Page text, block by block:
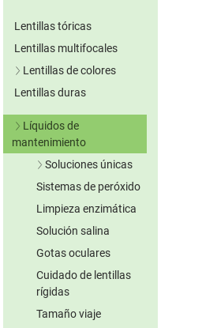
Lentillas tóricas
Lentillas multifocales
Lentillas de colores
Lentillas azules
Lentillas verdes
Lentillas grises
Lentillas marrones
Otros colores
Lentillas tóricas de
colores
Lentillas duras
Líquidos de
mantenimiento
Soluciones únicas
Sin conserv.
Sistemas de peróxido
Limpieza enzimática
Solución salina
Gotas oculares
Cuidado de lentillas
rígidas
Tamaño viaje